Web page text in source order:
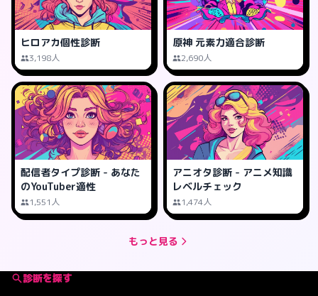
ヒロアカ個性診断
3,198人
原神 元素力適合診断
2,690人
配信者タイプ診断 - あなた
のYouTuber適性
1,551人
アニオタ診断 - アニメ知識
レベルチェック
1,474人
もっと見る
診断を探す